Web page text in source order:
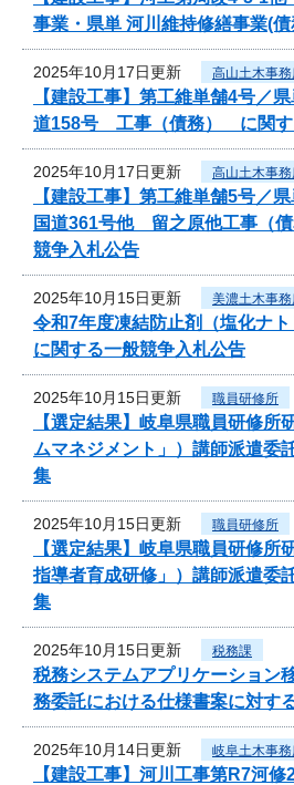
事業・県単 河川維持修繕事業(
2025年10月17日更新 高山土木事
【建設工事】第工維単舗4号／
道158号 工事（債務） に関す
2025年10月17日更新 高山土木事
【建設工事】第工維単舗5号
国道361号他 留之原他工事（
競争入札公告
2025年10月15日更新 美濃土木事
令和7年度凍結防止剤（塩化ナ
に関する一般競争入札公告
2025年10月15日更新 職員研修所
【選定結果】岐阜県職員研修所
ムマネジメント」）講師派遣委
集
2025年10月15日更新 職員研修所
【選定結果】岐阜県職員研修所
指導者育成研修」）講師派遣委
集
2025年10月15日更新 税務課
税務システムアプリケーション
務委託における仕様書案に対す
2025年10月14日更新 岐阜土木事
【建設工事】河川工事第R7河